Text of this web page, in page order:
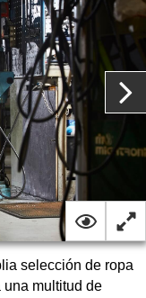
selección de ropa
multitud de